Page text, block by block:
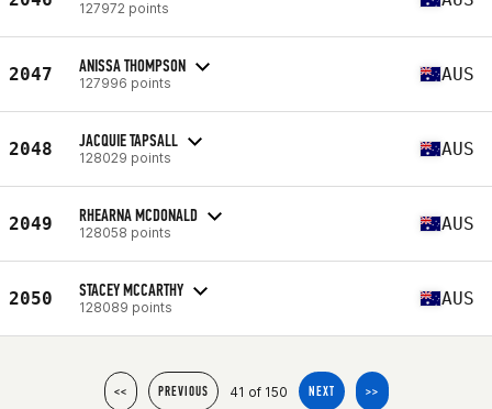
127972 points
2047 ANISSA THOMPSON
127996 points AUS
2048 JACQUIE TAPSALL
128029 points AUS
2049 RHEARNA MCDONALD
128058 points AUS
2050 STACEY MCCARTHY
128089 points AUS
<< PREVIOUS 41 of 150 NEXT >>